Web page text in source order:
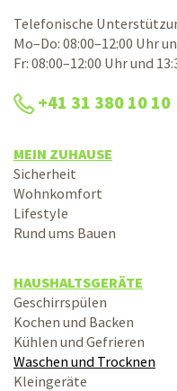
Telefonische
Mo–Do: 08:00–12:00 Uhr
Fr: 08:00–12:00 Uhr und
+41 31 380 10 10
MEIN ZUHAUSE
Sicherheit
Wohnkomfort
Lifestyle
Rund ums Bauen
HAUSHALTSGERÄTE
Geschirrspülen
Kochen und Backen
Kühlen und Gefrieren
Waschen und Trocknen
Kleingeräte